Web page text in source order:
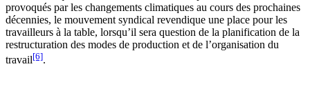
provoqués par les changements climatiques au cours des prochaines
décennies, le mouvement syndical revendique une place pour les
travailleurs à la table, lorsqu’il sera question de la planification de la
restructuration des modes de production et de l’organisation du
travail[6].